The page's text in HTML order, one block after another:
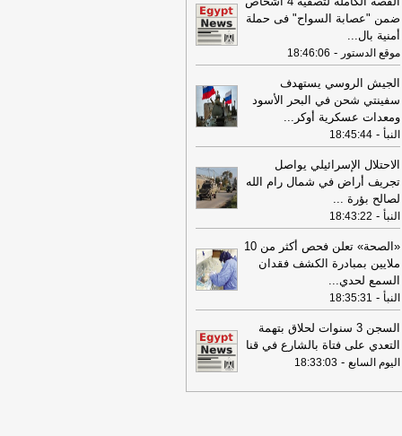
بزعم استثمار أموالهم في
-اليوم السابع
17:53
18 مصابًا في حادث تصادم
-موقع الدستور
08:32
عناوين الصحف المصرية ليوم
04-08-2026
08:06
عناوين الصحف المصرية ليوم
03-08-2026
-
07:41
محافظ القاهرة: لا وفيات أو
في العاصمة نتيجة الزلزال
22:27
الحرس الثوري الإيراني يرفض نزع
"حماس": المحاولة محكوم عليها
-لبنانون 24
08:07
عناوين الصحف المصرية ليوم
02-08-2026
07:24
عناوين الصحف المصرية ليوم
01-08-2026
-
ضمن "عصابة السواح" فى حملة
أمنية بال...
موقع الدستور -
18:46:06
الجيش الروسي يستهدف
سفينتي شحن في البحر الأسود
ومعدات عسكرية أوكر ...
النبأ -
18:45:44
الاحتلال الإسرائيلي يواصل
تجريف أراض في شمال رام الله
لصالح بؤرة ...
النبأ -
18:43:22
«الصحة» تعلن فحص أكثر من 10
ملايين بمبادرة الكشف فقدان
السمع لحدي...
النبأ -
18:35:31
السجن 3 سنوات لحلاق بتهمة
التعدي على فتاة بالشارع في قنا
اليوم السابع -
18:33:03